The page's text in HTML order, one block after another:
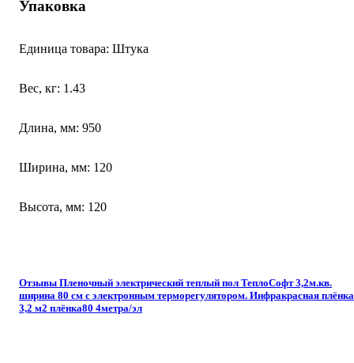
Упаковка
Единица товара: Штука
Вес, кг: 1.43
Длина, мм: 950
Ширина, мм: 120
Высота, мм: 120
Отзывы Пленочный электрический теплый пол ТеплоСофт 3,2м.кв.
ширина 80 см с электронным терморегулятором. Инфракрасная плёнка
3,2 м2 плёнка80 4метра/эл